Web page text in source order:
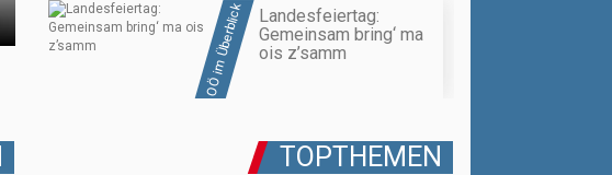
OÖ im Überblick
Landesfeiertag:
Gemeinsam bring‘ ma
ois z’samm
TOPTHEMEN